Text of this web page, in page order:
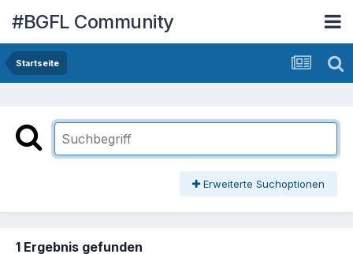
#BGFL Community
Startseite
Erweiterte Suchoptionen
1 Ergebnis gefunden